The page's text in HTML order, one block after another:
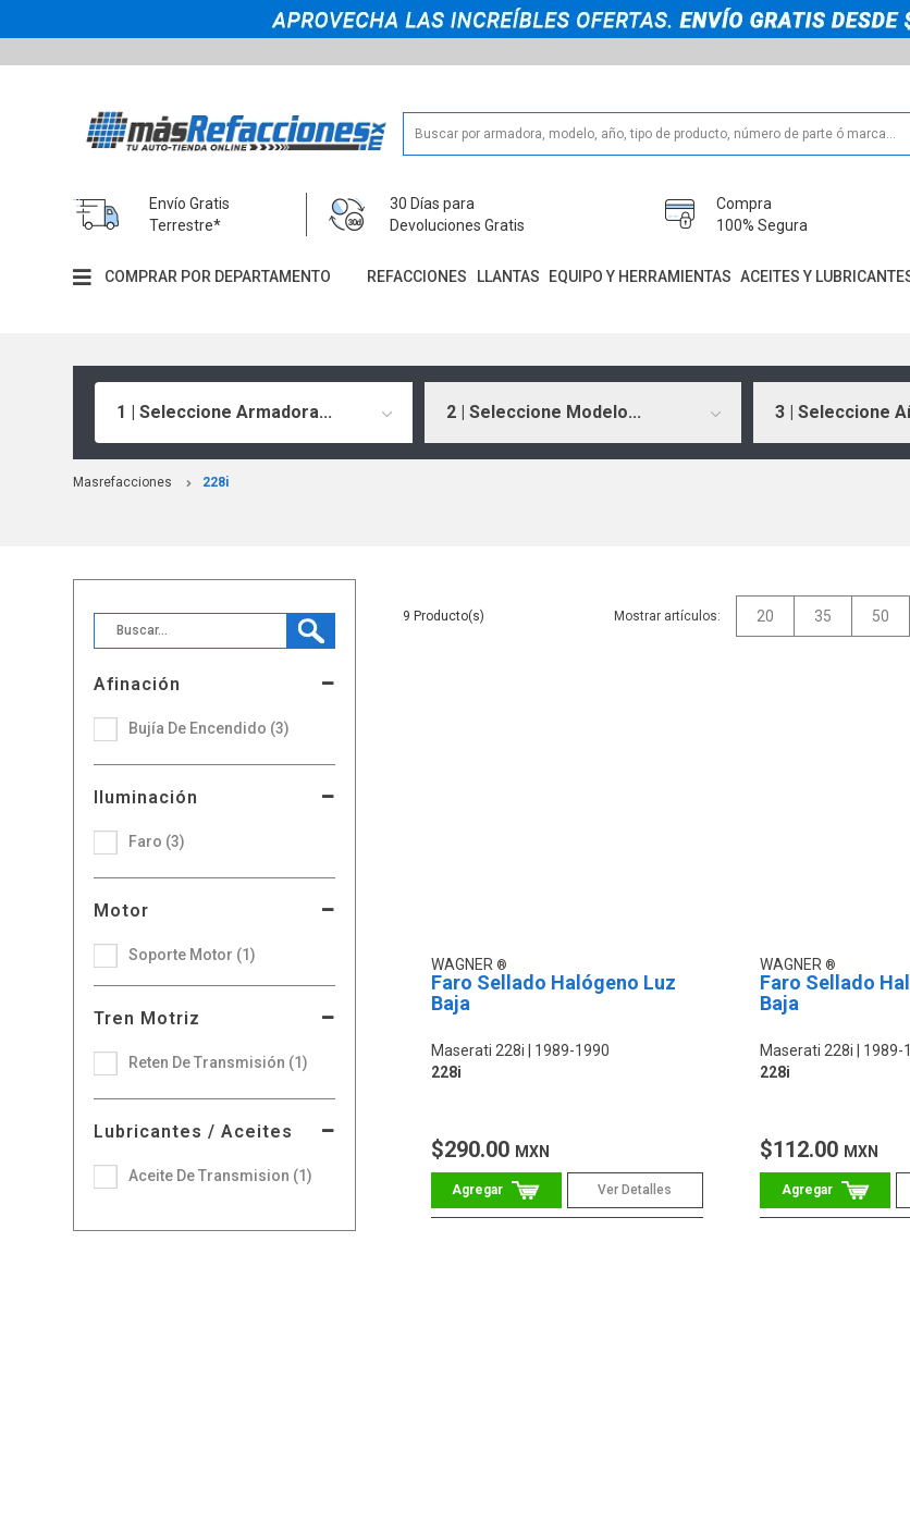
Envío Gratis
Terrestre*
30 Días para
Devoluciones Gratis
Compra
100% Segura
COMPRAR POR DEPARTAMENTO REFACCIONES LLANTAS EQUIPO Y HERRAMIENTAS ACEITES Y
1 | Seleccione Armadora... 2 | Seleccione Modelo... 3 | Seleccione
Masrefacciones 228i
Afinación
Bujía De Encendido (3)
Iluminación
Faro (3)
Motor
Soporte Motor (1)
Tren Motriz
Reten De Transmisión (1)
Lubricantes / Aceites
Aceite De Transmision (1)
9 Mostrar artículos: 20 35 50
WAGNER
Faro Sellado Halógeno Luz
Baja
Maserati 228i
1989-1990
228i
$290.00 MXN
Ver Detalles
WAGNER
Faro Sellado
Baja
Maserati 228i
1989-
228i
$112.00 MXN